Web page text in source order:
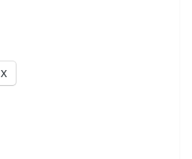
X